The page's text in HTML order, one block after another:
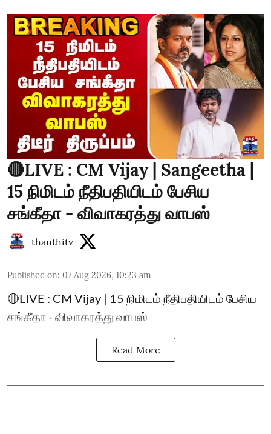
🔴LIVE : CM Vijay | Sangeetha |
15 நிமிடம் நீதிபதியிடம் பேசிய
சங்கீதா - விவாகரத்து வாபஸ்
thanthitv
Published on: 07 Aug 2026, 10:23 am
🔴LIVE : CM Vijay | 15 நிமிடம் நீதிபதியிடம் பேசிய
சங்கீதா - விவாகரத்து வாபஸ்
Read More